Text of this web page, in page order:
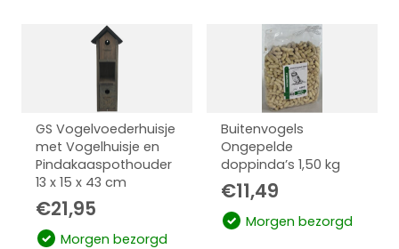
€18,95.
GS Vogelvoederhuisje
met Vogelhuisje en
Pindakaaspothouder
13 x 15 x 43 cm
€21,95
Morgen bezorgd
Buitenvogels
Ongepelde
doppinda’s 1,50 kg
€11,49
Morgen bezorgd